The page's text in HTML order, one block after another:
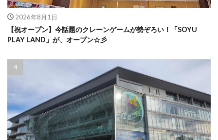
2026年8月1日
【祝オープン】今話題のクレーンゲームが勢ぞろい！「SOYU
PLAY LAND」が、オープン☆彡